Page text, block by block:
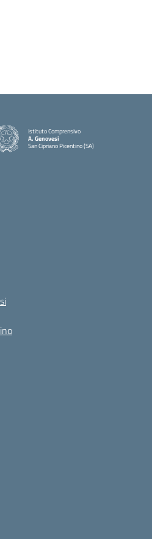
Istituto Comprensivo
A. Genovesi
San Cipriano Picentino (SA)
— Visita la pagina iniziale della scuola